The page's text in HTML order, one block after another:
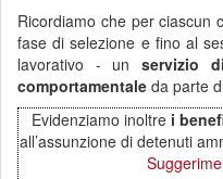
Ricordiamo che per ciascun
fase di selezione e fino al
lavorativo - un servizio
comportamentale da parte
Evidenziamo inoltre i
all’assunzione di detenuti